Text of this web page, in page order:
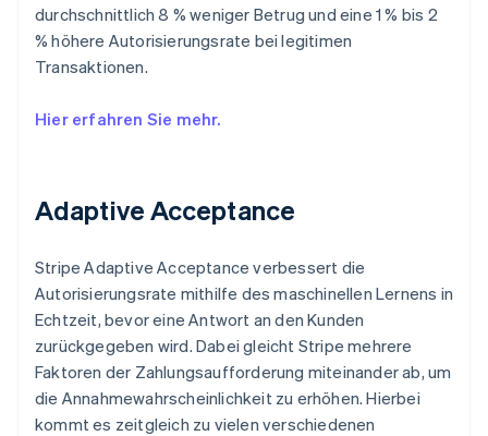
durchschnittlich 8 % weniger Betrug und eine 1 % bis 2
% höhere Autorisierungsrate bei legitimen
Transaktionen.
Hier erfahren Sie mehr.
Adaptive Acceptance
Stripe Adaptive Acceptance verbessert die
Autorisierungsrate mithilfe des maschinellen Lernens in
Echtzeit, bevor eine Antwort an den Kunden
zurückgegeben wird. Dabei gleicht Stripe mehrere
Faktoren der Zahlungsaufforderung miteinander ab, um
die Annahmewahrscheinlichkeit zu erhöhen. Hierbei
kommt es zeitgleich zu vielen verschiedenen